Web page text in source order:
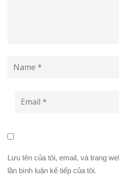
Lưu tên của tôi, email, và trang
lần bình luận kế tiếp của tôi.